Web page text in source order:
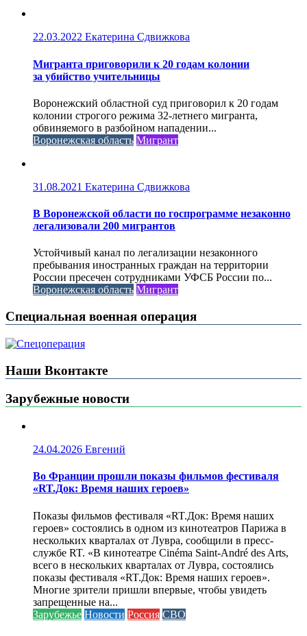
22.03.2022 Екатерина Сдвижкова
Мигранта приговорили к 20 годам колонии
за убийство учительницы
Воронежский областной суд приговорил к 20 годам
колонии строгого режима 32-летнего мигранта,
обвиняемого в разбойном нападении...
Воронежская область Мигрант
31.08.2021 Екатерина Сдвижкова
В Воронежской области по госпрограмме незаконно
легализовали 200 мигрантов
Устойчивый канал по легализации незаконного
пребывания иностранных граждан на территории
России пресечен сотрудниками УФСБ России по...
Воронежская область Мигрант
Специальная военная операция
Наши Вконтакте
Зарубежные новости
24.04.2026 Евгений
Во Франции прошли показы фильмов фестиваля
«RT.Док: Время наших героев»
Показы фильмов фестиваля «RT.Док: Время наших
героев» состоялись в одном из кинотеатров Парижа в
нескольких кварталах от Лувра, сообщили в пресс-
службе RT. «В кинотеатре Cinéma Saint-André des Arts,
всего в нескольких кварталах от Лувра, состоялись
показы фестиваля «RT.Док: Время наших героев».
Многие зрители пришли впервые, чтобы увидеть
запрещенные на...
Зарубежье Новости Россия СВО